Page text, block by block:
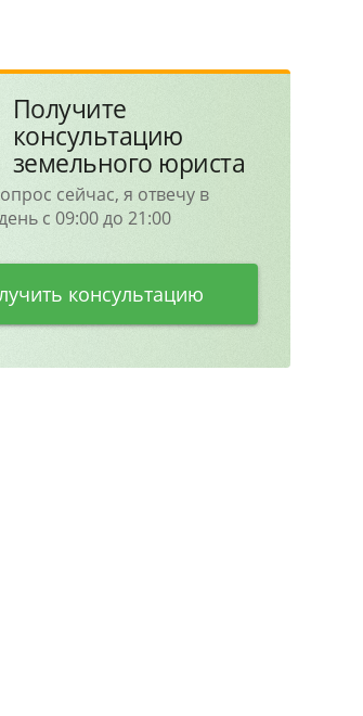
Получите
консультацию
земельного юриста
сейчас, я отвечу в
с 09:00 до 21:00
консультацию